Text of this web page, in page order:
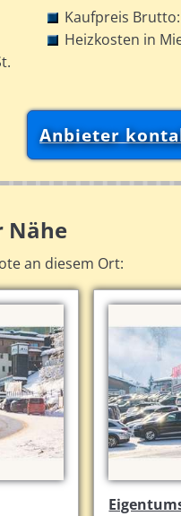
Kaufpreis
Heizkosten in
Anbieter
Nähe
an diesem Ort: